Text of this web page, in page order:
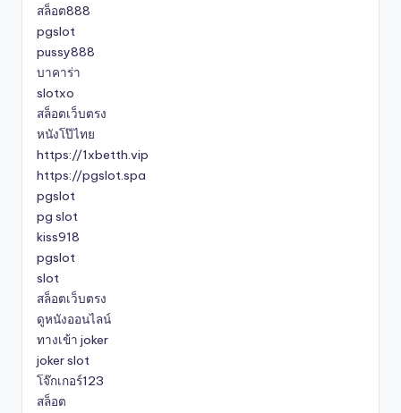
สล็อต888
pgslot
pussy888
บาคาร่า
slotxo
สล็อตเว็บตรง
หนังโป๊ไทย
https://1xbetth.vip
https://pgslot.spa
pgslot
pg slot
kiss918
pgslot
slot
สล็อตเว็บตรง
ดูหนังออนไลน์
ทางเข้า joker
joker slot
โจ๊กเกอร์123
สล็อต